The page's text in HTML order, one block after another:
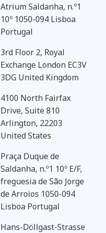
Atrium Saldanha, n.º1
10º 1050-094 Lisboa
Portugal
3rd Floor 2, Royal
Exchange London EC3V
3DG United Kingdom
4100 North Fairfax
Drive, Suite 810
Arlington, 22203
United States
Praça Duque de
Saldanha, n.º1 10º E/F,
freguesia de São Jorge
de Arroios 1050-094
Lisboa Portugal
Hans-Döllgast-Strasse